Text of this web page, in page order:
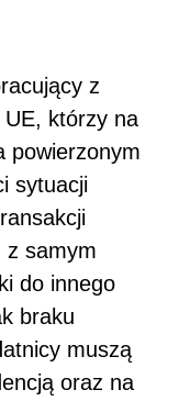
z
którzy na
powierzonym
sytuacji
z samym
do innego
braku
muszą
oraz na